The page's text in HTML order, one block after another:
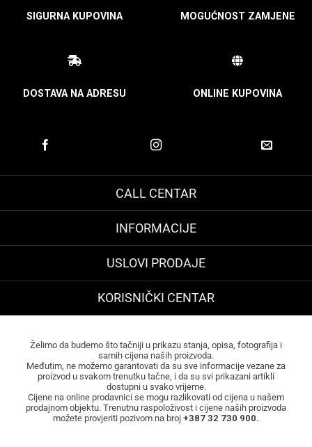
SIGURNA KUPOVINA MOGUĆNOST ZAMJENE
DOSTAVA NA ADRESU ONLINE KUPOVINA
CALL CENTAR
INFORMACIJE
USLOVI PRODAJE
KORISNIČKI CENTAR
Želimo da budemo što tačniji u prikazu stanja, opisa, fotografija i
samih cijena naših proizvoda.
Međutim, ne možemo garantovati da su sve informacije vezane za
proizvod u svakom trenutku tačne, i da su svi prikazani artikli
dostupni u svako vrijeme.
Cijene na online prodavnici se mogu razlikovati od cijena u našem
prodajnom objektu. Trenutnu raspoloživost i cijene naših proizvoda
možete provjeriti pozivom na broj +387 32 730 900.